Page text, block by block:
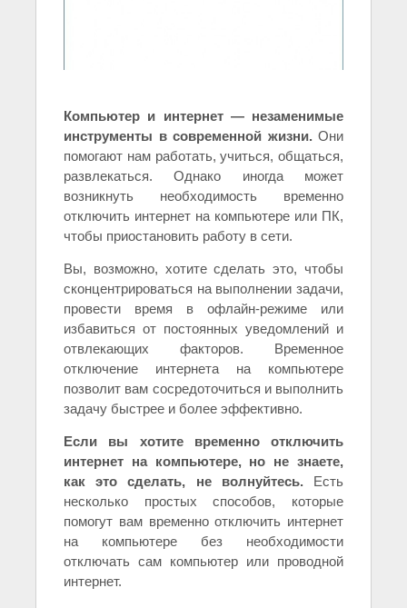
Компьютер и интернет — незаменимые
инструменты в современной жизни.Они
помогают нам работать, учиться, общаться,
развлекаться. Однако иногда может
возникнуть необходимость временно
отключить интернет на компьютере или ПК,
чтобы приостановить работу в сети.
Вы, возможно, хотите сделать это, чтобы
сконцентрироваться на выполнении задачи,
провести время в офлайн-режиме или
избавиться от постоянных уведомлений и
отвлекающих факторов. Временное
отключение интернета на компьютере
позволит вам сосредоточиться и выполнить
задачу быстрее и более эффективно.
Если вы хотите временно отключить
интернет на компьютере, но не знаете,
как это сделать, не волнуйтесь.Есть
несколько простых способов, которые
помогут вам временно отключить интернет
на компьютере без необходимости
отключать сам компьютер или проводной
интернет.